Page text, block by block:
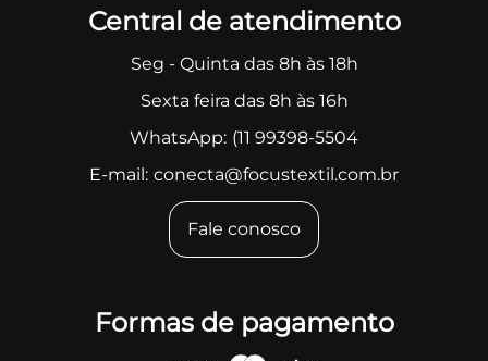
Central de atendimento
Seg - Quinta das 8h às 18h
Sexta feira das 8h às 16h
WhatsApp: (11 99398-5504
E-mail: conecta@focustextil.com.br
Fale conosco
Formas de pagamento